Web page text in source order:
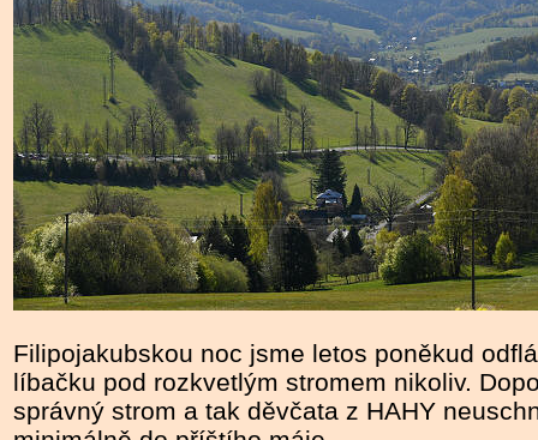
Filipojakubskou noc jsme letos poněkud
líbačku pod rozkvetlým stromem nikoliv.
správný strom a tak děvčata z HAHY